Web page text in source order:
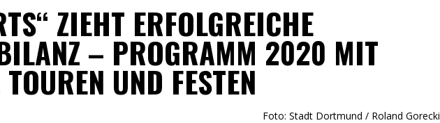
ZIEHT ERFOLGREICHE
– PROGRAMM 2020 MIT
UND FESTEN
Foto: Stadt Dortmund / Roland Gorecki